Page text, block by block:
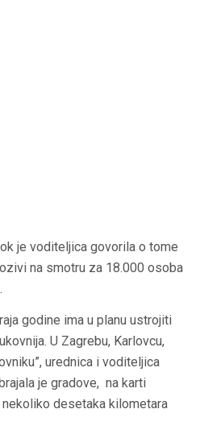
je voditeljica govorila o tome
na smotru za 18.000 osoba
godine ima u planu ustrojiti
U Zagrebu, Karlovcu,
urednica i voditeljica
je gradove, na karti
desetaka kilometara